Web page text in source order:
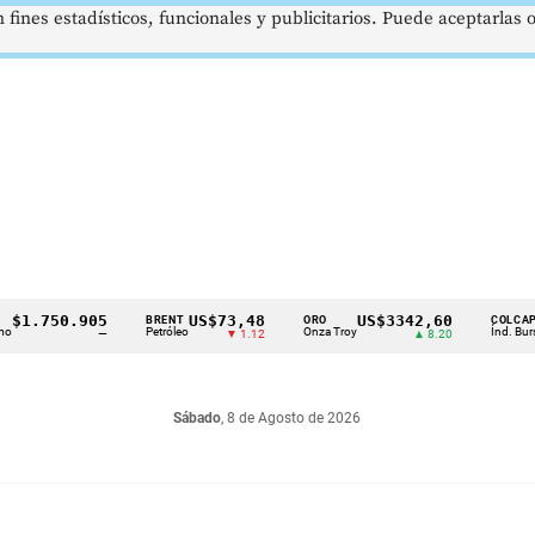
BRENT
Petróleo
US$73,48
▼ 1.12
ORO
Onza Troy
US$3342,60 COLCAP
Índ. Bursátil
Sábado, 8 de Agosto de 2026
estadísticos, funcionales y publicitarios. Puede aceptarlas